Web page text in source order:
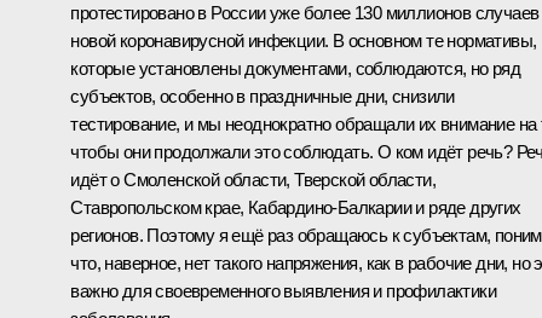
протестировано в России уже более 130 миллионов случаев
новой коронавирусной инфекции. В основном те нормативы,
которые установлены документами, соблюдаются, но ряд
субъектов, особенно в праздничные дни, снизили
тестирование, и мы неоднократно обращали их внимание на
чтобы они продолжали это соблюдать. О ком идёт речь?
идёт о Смоленской области, Тверской области,
Ставропольском крае, Кабардино-Балкарии и ряде других
регионов. Поэтому я ещё раз обращаюсь к субъектам,
что, наверное, нет такого напряжения, как в рабочие дни, но
важно для своевременного выявления и профилактики